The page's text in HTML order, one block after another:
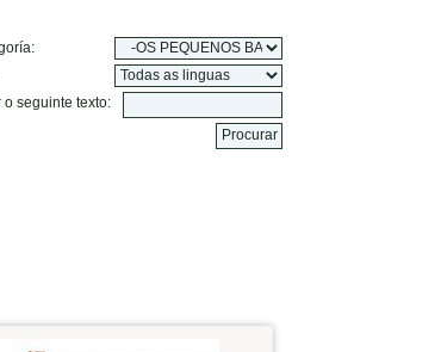
o seguinte texto: